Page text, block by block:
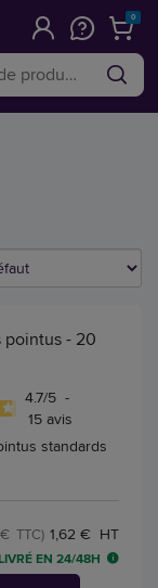
0
pointus - 20
4.7/5 -
15avis
standards
1,62 € HT
TTC)
EN 24/48H